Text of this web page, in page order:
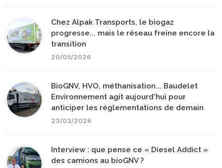
Chez Alpak Transports, le biogaz
progresse... mais le réseau freine encore la
transition
20/05/2026
BioGNV, HVO, méthanisation... Baudelet
Environnement agit aujourd'hui pour
anticiper les réglementations de demain
23/03/2026
Interview : que pense ce « Diesel Addict »
des camions au bioGNV ?